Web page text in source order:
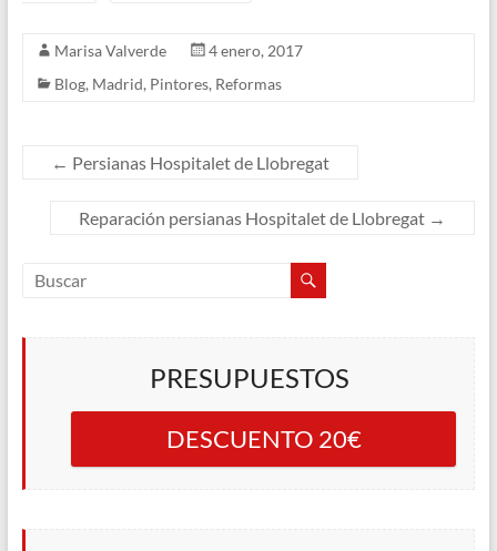
Marisa Valverde
4 enero, 2017
Blog, Madrid, Pintores, Reformas
← Persianas Hospitalet de Llobregat
Reparación persianas Hospitalet de Llobregat →
PRESUPUESTOS
DESCUENTO 20€